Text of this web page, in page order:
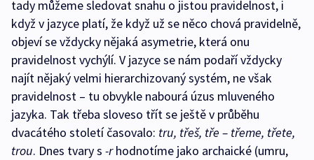
tady můžeme sledovat snahu o jistou pravidelnost, i
když v jazyce platí, že když už se něco chová pravidelně,
objeví se vždycky nějaká asymetrie, která onu
pravidelnost vychýlí. V jazyce se nám podaří vždycky
najít nějaký velmi hierarchizovaný systém, ne však
pravidelnost – tu obvykle nabourá úzus mluveného
jazyka. Tak třeba sloveso třít se ještě v průběhu
dvacátého století časovalo: tru, třeš, tře – třeme, třete,
trou. Dnes tvary s -rhodnotíme jako archaické (umru,